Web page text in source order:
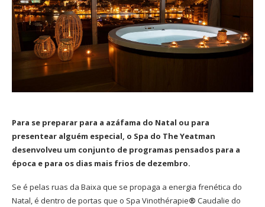
Para se preparar para a azáfama do Natal ou para
presentear alguém especial, o Spa do The Yeatman
desenvolveu um conjunto de programas pensados para a
época e para os dias mais frios de dezembro.
Se é pelas ruas da Baixa que se propaga a energia frenética do
Natal, é dentro de portas que o Spa Vinothérapie® Caudalie do